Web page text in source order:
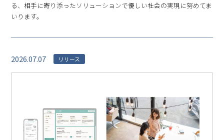
る、相手に寄り添ったソリューションで優しい社会の実現に努めてま
いります。
2026.07.07 リリース